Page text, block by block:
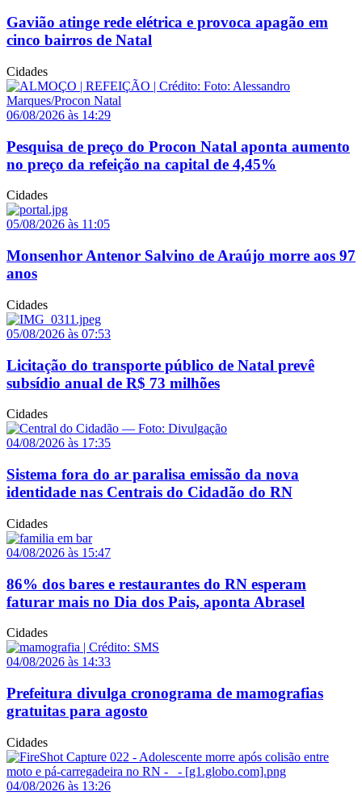
Gavião atinge rede elétrica e provoca apagão em
cinco bairros de Natal
Cidades
06/08/2026 às 14:29
Pesquisa de preço do Procon Natal aponta aumento
no preço da refeição na capital de 4,45%
Cidades
05/08/2026 às 11:05
Monsenhor Antenor Salvino de Araújo morre aos 97
anos
Cidades
05/08/2026 às 07:53
Licitação do transporte público de Natal prevê
subsídio anual de R$ 73 milhões
Cidades
04/08/2026 às 17:35
Sistema fora do ar paralisa emissão da nova
identidade nas Centrais do Cidadão do RN
Cidades
04/08/2026 às 15:47
86% dos bares e restaurantes do RN esperam
faturar mais no Dia dos Pais, aponta Abrasel
Cidades
04/08/2026 às 14:33
Prefeitura divulga cronograma de mamografias
gratuitas para agosto
Cidades
04/08/2026 às 13:26